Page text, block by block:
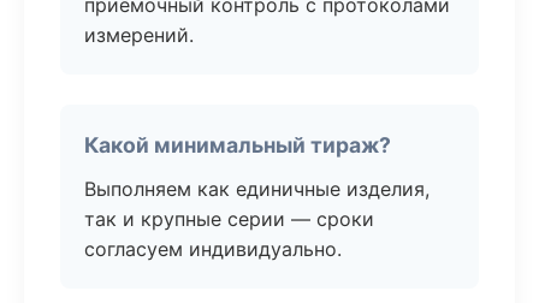
приёмочный контроль с протоколами
измерений.
Какой минимальный тираж?
Выполняем как единичные изделия,
так и крупные серии — сроки
согласуем индивидуально.